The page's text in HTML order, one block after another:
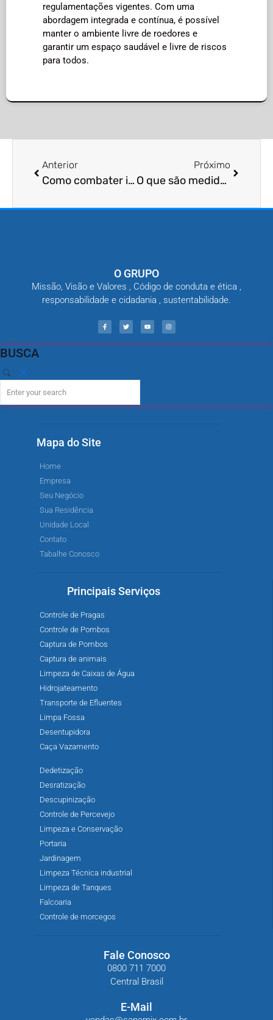
regulamentações vigentes. Com uma
abordagem integrada e contínua, é possível
manter o ambiente livre de roedores e
garantir um espaço saudável e livre de riscos
para todos.
Anterior
Como combater infestações de ratos?
Próximo
O que são medidas de manejo de pombos em prédios?
O GRUPO
Missão, Visão e Valores , Código de conduta e ética ,
responsabilidade e cidadania , sustentabilidade.
BUSCA
Mapa do Site
Home
Empresa
Seu Negócio
Sua Residência
Unidade Local
Contato
Tabalhe Conosco
Principais Serviços
Controle de Pragas
Controle de Pombos
Captura de Pombos
Captura de animais
Limpeza de Caixas de Água
Hidrojateamento
Transporte de Efluentes
Limpa Fossa
Desentupidora
Caça Vazamento
Dedetização
Desratização
Descupinização
Controle de Percevejo
Limpeza e Conservação
Portaria
Jardinagem
Limpeza Técnica industrial
Limpeza de Tanques
Falcoaria
Controle de morcegos
Fale Conosco
0800 711 7000
Central Brasil
E-Mail